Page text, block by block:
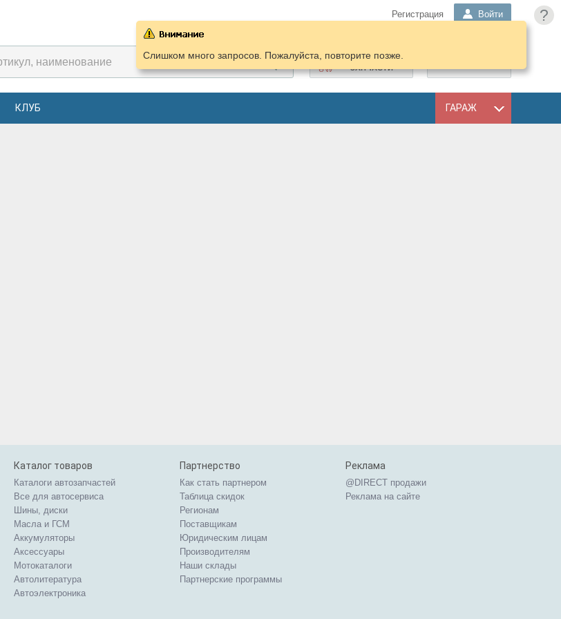
?
Регистрация Войти
ПОДОБРАТЬ
ЗАПЧАСТИ
КЛУБ ГАРАЖ
Слишком много запросов. Пожалуйста, повторите позже.
Каталог товаров
Каталоги автозапчастей
Все для автосервиса
Шины, диски
Масла и ГСМ
Аккумуляторы
Аксессуары
Мотокаталоги
Автолитература
Автоэлектроника
Партнерство
Как стать партнером
Таблица скидок
Регионам
Поставщикам
Юридическим лицам
Производителям
Наши склады
Партнерские программы
Реклама
@DIRECT продажи
Реклама на сайте